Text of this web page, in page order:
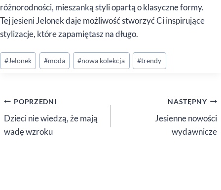
różnorodności, mieszanką styli opartą o klasyczne formy.
Tej jesieni Jelonek daje możliwość stworzyć Ci inspirujące
stylizacje, które zapamiętasz na długo.
Tagi
wpisu:
#Jelonek #moda #nowa kolekcja #trendy
Nawigacja
wpisu
POPRZEDNI
Dzieci nie wiedzą, że mają
wadę wzroku
NASTĘPNY
Jesienne nowości
wydawnicze